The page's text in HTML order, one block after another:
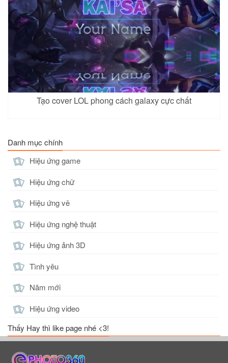
Dirak 2
Xem
Grakk 5
Xem
Keera
Xem
Xem
Xem
Xem
Tạo cover LOL phong cách galaxy cực chất
Danh mục chính
Hiệu ứng game
Hiệu ứng chữ
Hiệu ứng vẽ
Hiệu ứng nghệ thuật
Hiệu ứng ảnh 3D
Tình yêu
Năm mới
Hiệu ứng video
Thấy Hay thì like page nhé <3!